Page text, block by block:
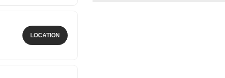
LOCATION